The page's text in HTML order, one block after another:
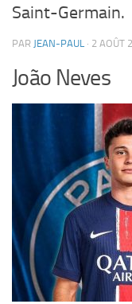
Saint-Germain.
PAR JEAN-PAUL · 2 AOÛT
João Neves